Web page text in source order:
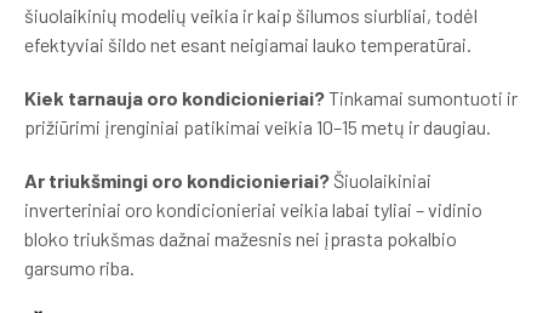
šiuolaikinių modelių veikia ir kaip šilumos siurbliai, todėl
efektyviai šildo net esant neigiamai lauko temperatūrai.
Kiek tarnauja oro kondicionieriai?Tinkamai sumontuoti ir
prižiūrimi įrenginiai patikimai veikia 10–15 metų ir daugiau.
Ar triukšmingi oro kondicionieriai? Šiuolaikiniai
inverteriniai oro kondicionieriai veikia labai tyliai – vidinio
bloko triukšmas dažnai mažesnis nei įprasta pokalbio
garsumo riba.